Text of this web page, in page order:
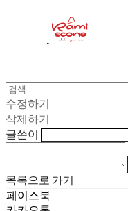
수정하기
삭제하기
글쓴이
목록으로 가기
페이스북